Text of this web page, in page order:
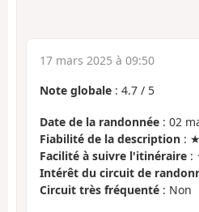
17 mars 2025 à 09:50
Note globale : 4.7 / 5
Date de la randonnée : 02
Fiabilité de la description :
Facilité à suivre l'itinéraire :
Intérêt du circuit de
Circuit très fréquenté : Non